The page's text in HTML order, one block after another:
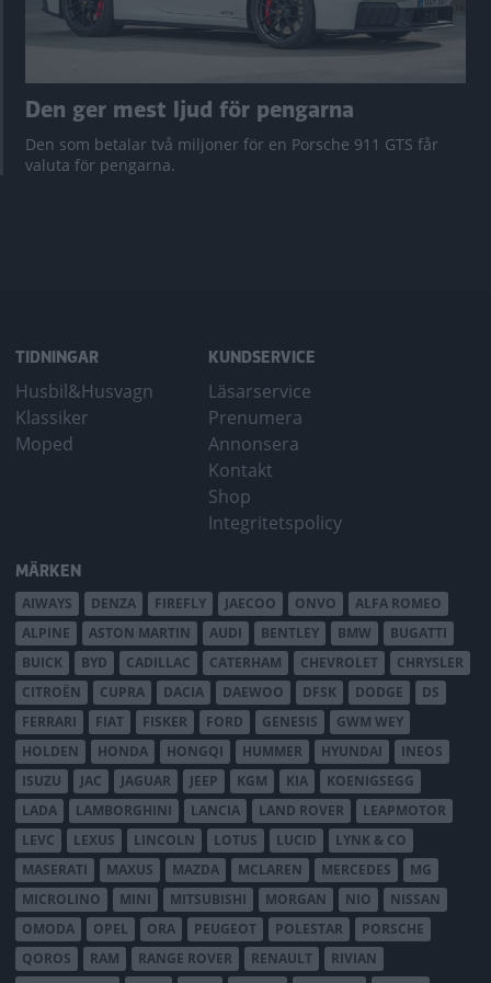
Den ger mest ljud för pengarna
Den som betalar två miljoner för en Porsche 911 GTS får
valuta för pengarna.
TIDNINGAR
Husbil&Husvagn
Klassiker
Moped
KUNDSERVICE
Läsarservice
Prenumera
Annonsera
Kontakt
Shop
Integritetspolicy
MÄRKEN
AIWAYS DENZA FIREFLY JAECOO ONVO
ALFA ROMEO
ALPINE
ASTON MARTIN AUDI BENTLEY BMW
BUGATTI
BUICK
BYD CADILLAC CATERHAM CHEVROLET
CHRYSLER
CITROËN
CUPRA DACIA DAEWOO DFSK DODGE
DS
FERRARI
FIAT FISKER FORD GENESIS
GWM WEY
HOLDEN
HONDA HONGQI HUMMER HYUNDAI
INEOS
ISUZU
JAC JAGUAR JEEP KGM KIA
KOENIGSEGG
LADA
LAMBORGHINI LANCIA LAND ROVER
LEAPMOTOR
LEVC
LEXUS LINCOLN LOTUS LUCID
LYNK & CO
MASERATI
MAXUS MAZDA MCLAREN MERCEDES
MG
MICROLINO
MINI MITSUBISHI MORGAN NIO
NISSAN
OMODA
OPEL ORA PEUGEOT POLESTAR
PORSCHE
QOROS
RAM RANGE ROVER RENAULT
RIVIAN